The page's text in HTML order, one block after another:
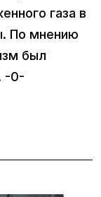
газа в
По мнению
был
-0-